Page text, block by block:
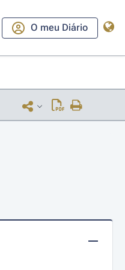
O meu Diário